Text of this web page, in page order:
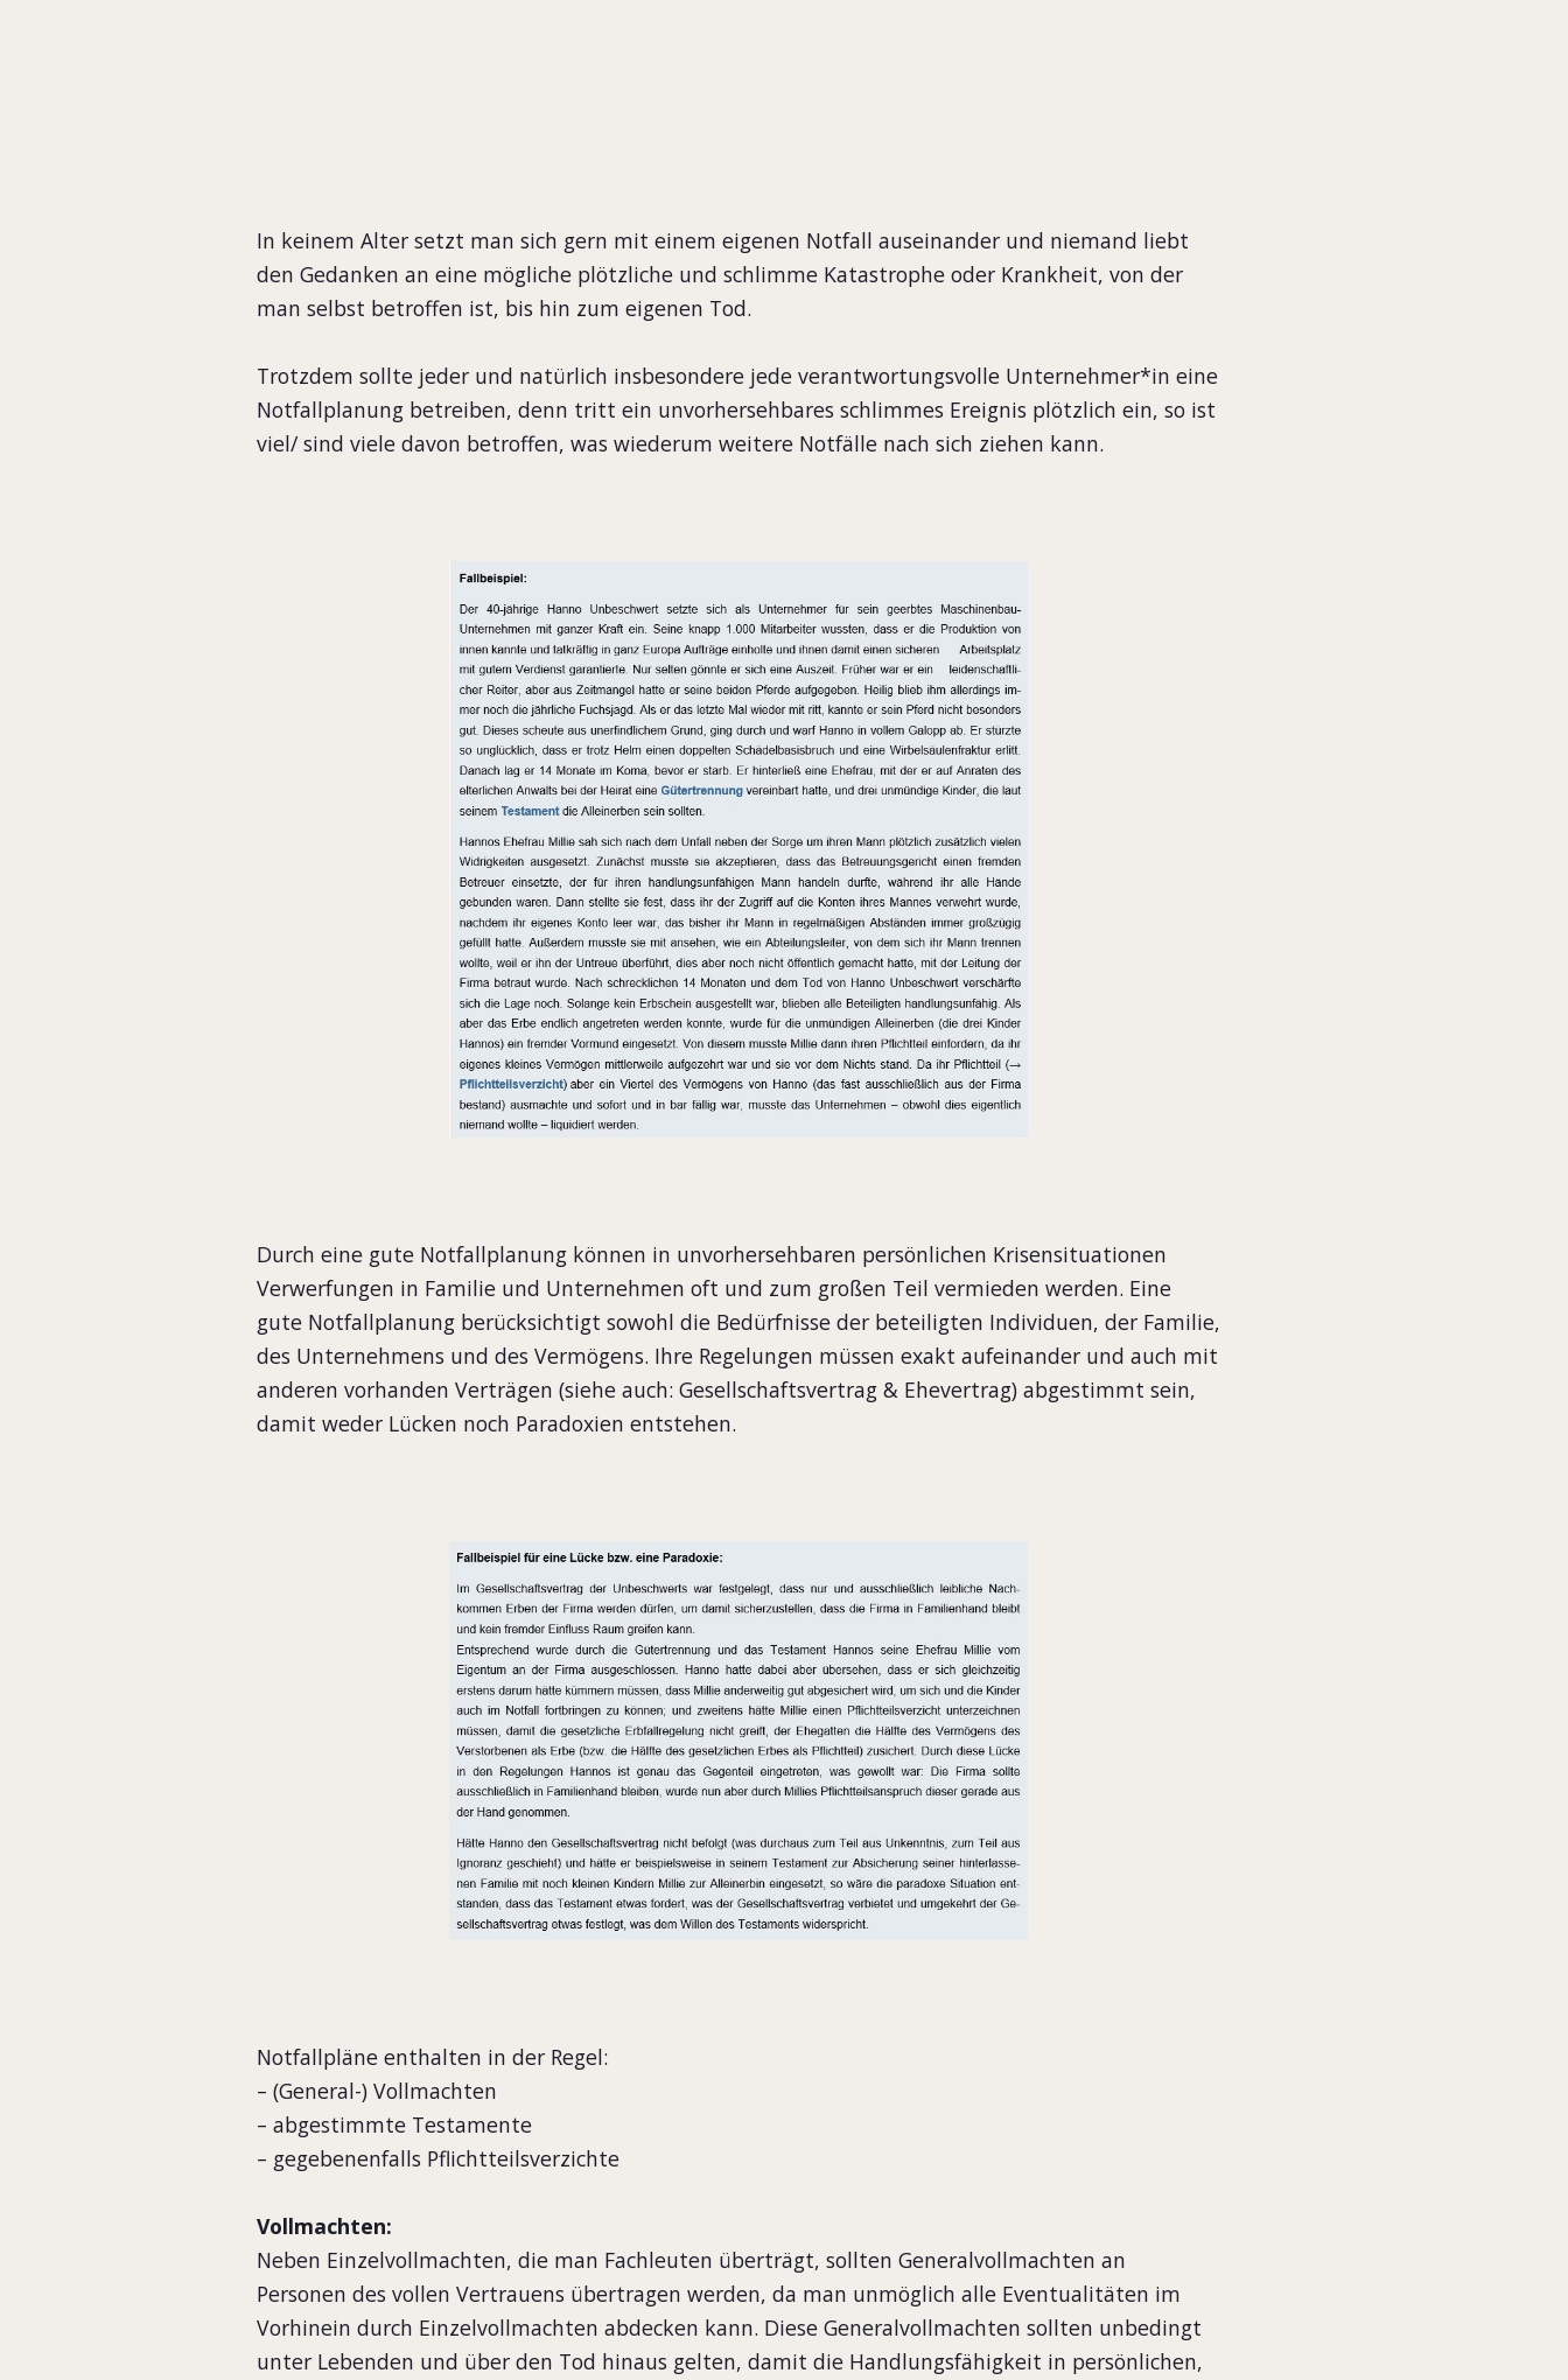
In keinem Alter setzt man sich gern mit einem eigenen Notfall auseinander und niemand liebt
den Gedanken an eine mögliche plötzliche und schlimme Katastrophe oder Krankheit, von der
man selbst betroffen ist, bis hin zum eigenen Tod.
Trotzdem sollte jeder und natürlich insbesondere jede verantwortungsvolle Unternehmer*in eine
Notfallplanung betreiben, denn tritt ein unvorhersehbares schlimmes Ereignis plötzlich ein, so ist
viel/ sind viele davon betroffen, was wiederum weitere Notfälle nach sich ziehen kann.
Durch eine gute Notfallplanung können in unvorhersehbaren persönlichen Krisensituationen
Verwerfungen in Familie und Unternehmen oft und zum großen Teil vermieden werden. Eine
gute Notfallplanung berücksichtigt sowohl die Bedürfnisse der beteiligten Individuen, der Familie,
des Unternehmens und des Vermögens. Ihre Regelungen müssen exakt aufeinander und auch mit
anderen vorhanden Verträgen (siehe auch: Gesellschaftsvertrag & Ehevertrag) abgestimmt sein,
damit weder Lücken noch Paradoxien entstehen.
Notfallpläne enthalten in der Regel:
– (General-) Vollmachten
– abgestimmte Testamente
– gegebenenfalls Pflichtteilsverzichte
Vollmachten:
Neben Einzelvollmachten, die man Fachleuten überträgt, sollten Generalvollmachten an
Personen des vollen Vertrauens übertragen werden, da man unmöglich alle Eventualitäten im
Vorhinein durch Einzelvollmachten abdecken kann. Diese Generalvollmachten sollten unbedingt
unter Lebenden und über den Tod hinaus gelten, damit die Handlungsfähigkeit in persönlichen,